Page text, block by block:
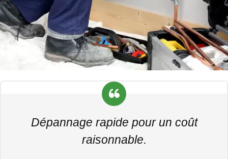
Dépannage rapide pour un coût
raisonnable.